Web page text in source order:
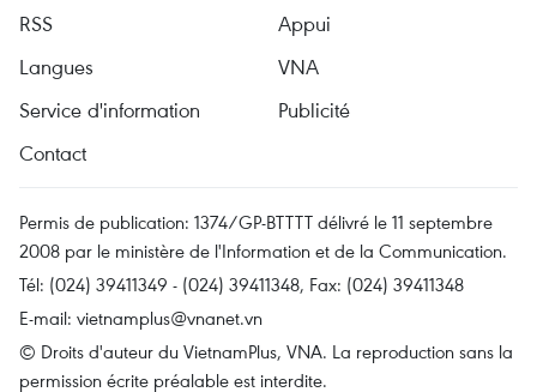
RSS
Appui
Langues
VNA
Service d'information
Publicité
Contact
Permis de publication: 1374/GP-BTTTT délivré le 11 septembre
2008 par le ministère de l'Information et de la Communication.
Tél: (024) 39411349 - (024) 39411348, Fax: (024) 39411348
E-mail: vietnamplus@vnanet.vn
© Droits d'auteur du VietnamPlus, VNA. La reproduction sans la
permission écrite préalable est interdite.